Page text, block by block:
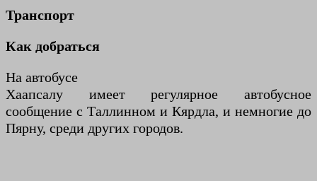
Транспорт
Как добраться
На автобусе
Хаапсалу имеет регулярное автобусное
сообщение с Таллинном и Кярдла, и немногие до
Пярну, среди других городов.